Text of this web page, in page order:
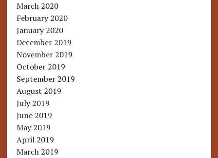
March 2020
February 2020
January 2020
December 2019
November 2019
October 2019
September 2019
August 2019
July 2019
June 2019
May 2019
April 2019
March 2019